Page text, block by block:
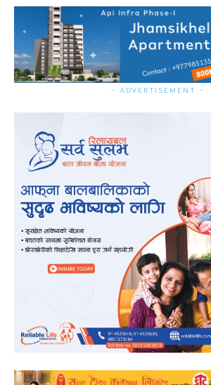
- ADVERTISEMENT -